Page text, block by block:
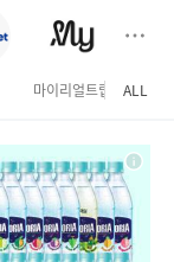
야외개집
ALL
마이리얼트립 GS